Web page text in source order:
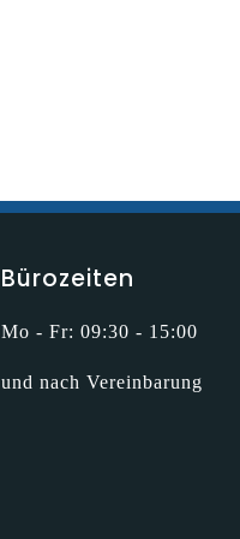
Bürozeiten
Mo - Fr: 09:30 - 15:00
und nach Vereinbarung